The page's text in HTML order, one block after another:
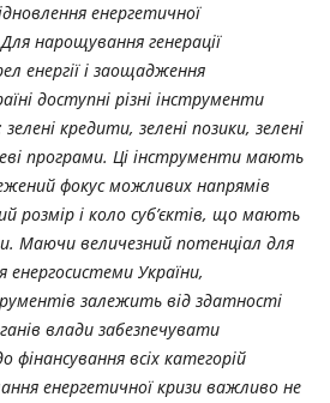
енергетичної
нарощування генерації
енергії і заощадження
доступні різні інструменти
кредити, зелені позики, зелені
програми. Ці інструменти мають
фокус можливих напрямів
розмір і коло суб’єктів, що мають
Маючи величезний потенціал для
енергосистеми України,
залежить від здатності
влади забезпечувати
фінансування всіх категорій
енергетичної кризи важливо не